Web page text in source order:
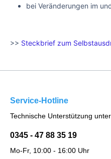
bei Veränderungen im
>> Steckbrief zum
Service-Hotline
Technische Unterstützung
0345 - 47 88 35 19
Mo-Fr, 10:00 - 16:00 Uhr